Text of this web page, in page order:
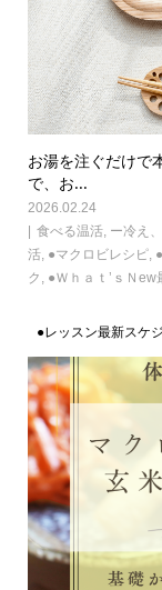
お湯を注ぐだけで
で、お...
2026.02.24
食べる温活, ー冷え
活, ●マクロビレシピ,
ク , ●Ｗｈａｔ’ｓＮew
●レッスン最新スケ